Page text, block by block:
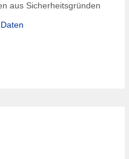
aus Sicherheitsgründen